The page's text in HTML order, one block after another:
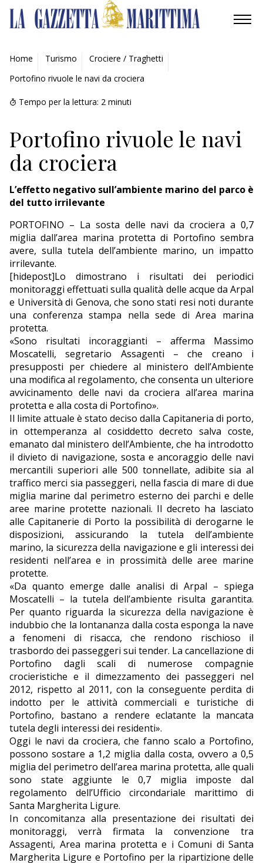
AMBIENTE
MOBILITÀ
INDUSTRIA
RICERCA
ECONOMIA
TURISMO
CULTURA
NAUTICA
EDITORIALI
Home Turismo
Crociere / Traghetti
Portofino rivuole le navi da crociera
Tempo per la lettura: 2 minuti
Portofino rivuole le navi
da crociera
L’effetto negativo sull’ambiente marino del parco è
del tutto irrilevante
PORTOFINO – La sosta delle navi da crociera a 0,7
miglia dall’area marina protetta di Portofino sembra
avere, sulla tutela dell’ambiente marino, un impatto
irrilevante.
[hidepost]Lo dimostrano i risultati dei periodici
monitoraggi effettuati sulla qualità delle acque da Arpal
e Università di Genova, che sono stati resi noti durante
una conferenza stampa nella sede di Area marina
protetta.
«Sono risultati incoraggianti – afferma Massimo
Moscatelli, segretario Assagenti – che creano i
presupposti per chiedere al ministero dell’Ambiente
una modifica al regolamento, che consenta un ulteriore
avvicinamento delle navi da crociera all’area marina
protetta e alla costa di Portofino».
Il limite attuale è stato deciso dalla Capitaneria di porto,
in ottemperanza al cosiddetto decreto salva coste,
emanato dal ministero dell’Ambiente, che ha introdotto
il divieto di navigazione, sosta e ancoraggio delle navi
mercantili superiori alle 500 tonnellate, adibite sia al
traffico merci sia passeggeri, nella fascia di mare di due
miglia marine dal perimetro esterno dei parchi e delle
aree marine protette nazionali. Il decreto ha lasciato
alle Capitanerie di Porto la possibilità di derogarne le
disposizioni, assicurando la tutela dell’ambiente
marino, la sicurezza della navigazione e gli interessi dei
residenti nell’area e in prossimità delle aree marine
protette.
«Da quanto emerge dalle analisi di Arpal – spiega
Moscatelli – la tutela dell’ambiente risulta garantita.
Per quanto riguarda la sicurezza della navigazione è
indubbio che la lontananza dalla costa esponga la nave
a fenomeni di risacca, che rendono rischioso il
trasbordo dei passeggeri sui tender. La cancellazione di
Portofino dagli scali di numerose compagnie
crocieristiche e il dimezzamento dei passeggeri nel
2012, rispetto al 2011, con la conseguente perdita di
indotto per le attività commerciali e turistiche di
Portofino, bastano a rendere eclatante la mancata
tutela degli interessi dei residenti».
Oggi le navi da crociera, che fanno scalo a Portofino,
possono sostare a 1,2 miglia dalla costa, ovvero a 0,5
miglia del perimetro dell’area marina protetta, alle quali
sono state aggiunte le 0,7 miglia imposte dal
regolamento dell’Ufficio circondariale marittimo di
Santa Margherita Ligure.
In concomitanza alla presentazione dei risultati dei
monitoraggi, verrà firmata la convenzione tra
Assagenti, Area marina protetta e i Comuni di Santa
Margherita Ligure e Portofino per la ripartizione delle